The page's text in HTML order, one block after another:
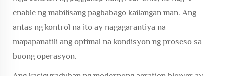
enable ng mabilisang pagbabago kailangan man. Ang
antas ng kontrol na ito ay nagagarantiya na
mapapanatili ang optimal na kondisyon ng proseso sa
buong operasyon.